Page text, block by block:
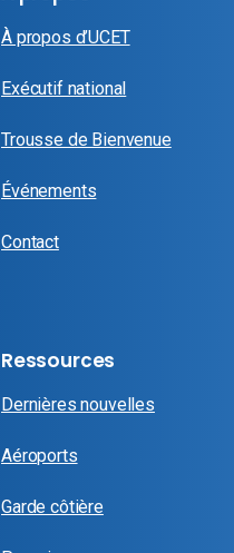
À propos d’UCET
Exécutif national
Trousse de Bienvenue
Événements
Contact
Ressources
Dernières nouvelles
Aéroports
Garde côtière